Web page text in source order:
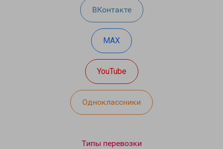
ВКонтакте
MAX
YouTube
Одноклассники
Типы перевозки